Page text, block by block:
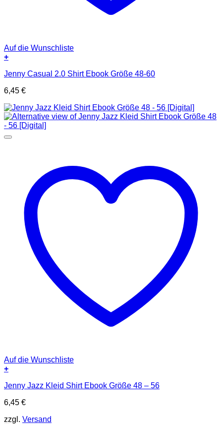
Auf die Wunschliste
+
Jenny Casual 2.0 Shirt Ebook Größe 48-60
6,45 €
Auf die Wunschliste
+
Jenny Jazz Kleid Shirt Ebook Größe 48 – 56
6,45 €
zzgl. Versand